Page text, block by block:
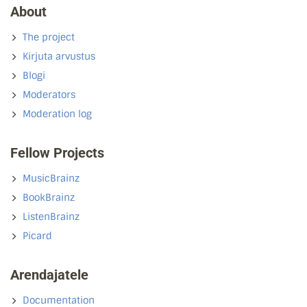
About
The project
Kirjuta arvustus
Blogi
Moderators
Moderation log
Fellow Projects
MusicBrainz
BookBrainz
ListenBrainz
Picard
Arendajatele
Documentation